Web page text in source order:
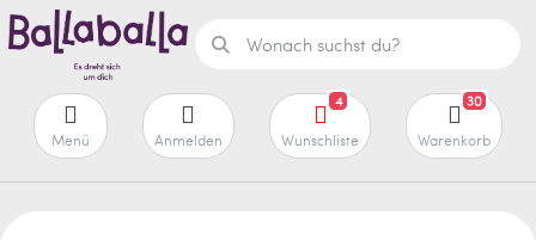
Menü Anmelden
4
Wunschliste
30
Warenkorb